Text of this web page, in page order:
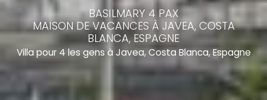
BASILMARY 4 PAX
MAISON DE VACANCES À JAVEA, COSTA
BLANCA, ESPAGNE
Villa pour 4 les gens à Javea, Costa Blanca, Espagne